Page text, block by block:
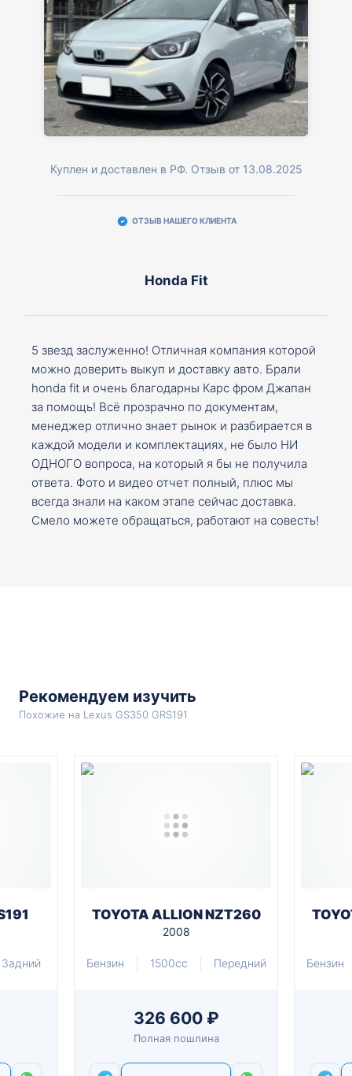
Куплен и доставлен в РФ. Отзыв от 13.08.2025
ОТЗЫВ НАШЕГО КЛИЕНТА
Honda Fit
5 звезд заслуженно! Отличная компания которой
можно доверить выкуп и доставку авто. Брали
honda fit и очень благодарны Карс фром Джапан
за помощь! Всё прозрачно по документам,
менеджер отлично знает рынок и разбирается в
каждой модели и комплектациях, не было НИ
ОДНОГО вопроса, на который я бы не получила
ответа. Фото и видео отчет полный, плюс мы
всегда знали на каком этапе сейчас доставка.
Смело можете обращаться, работают на совесть!
Рекомендуем изучить
Похожие на Lexus GS350 GRS191
Задний
TOYOTA ALLION NZT260
2008
Бензин 1500cc Передний
326 600 ₽
Полная пошлина
Бензин